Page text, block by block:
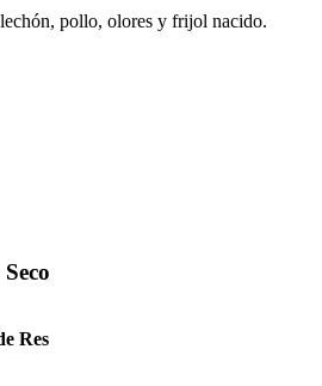
pollo, olores y frijol nacido.
Res